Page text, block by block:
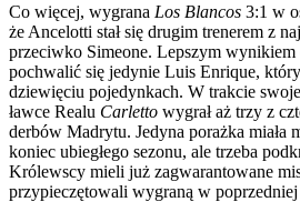
Co więcej, wygrana Los Blancos 3:1 w
że Ancelotti stał się drugim trenerem z
przeciwko Simeone. Lepszym wynikiem
pochwalić się jedynie Luis Enrique,
dziewięciu pojedynkach. W trakcie
ławce Realu Carletto wygrał aż trzy z
derbów Madrytu. Jedyna porażka miała
koniec ubiegłego sezonu, ale trzeba
Królewscy mieli już zagwarantowane
przypieczętowali wygraną w